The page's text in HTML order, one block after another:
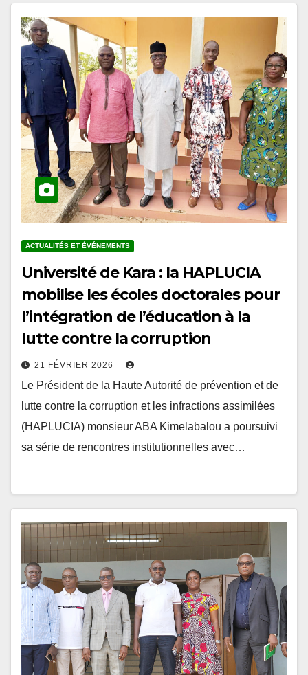
ACTUALITÉS ET ÉVÉNEMENTS
Université de Kara : la HAPLUCIA
mobilise les écoles doctorales pour
l’intégration de l’éducation à la
lutte contre la corruption
21 FÉVRIER 2026
Le Président de la Haute Autorité de prévention et de
lutte contre la corruption et les infractions assimilées
(HAPLUCIA) monsieur ABA Kimelabalou a poursuivi
sa série de rencontres institutionnelles avec…